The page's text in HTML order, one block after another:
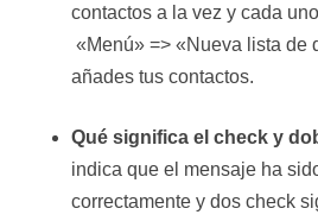
contactos a la vez y cada
«Menú» => «Nueva lista de
añades tus contactos.
Qué significa el check y
indica que el mensaje ha
correctamente y dos check